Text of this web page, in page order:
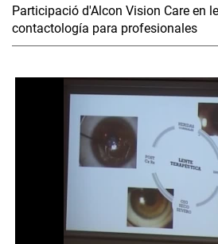
Participació d'Alcon Vision Care en
contactología para profesionales